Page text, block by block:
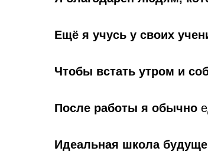
Ещё я учусь у своих
Чтобы встать утром и
После работы я обычно
Идеальная школа